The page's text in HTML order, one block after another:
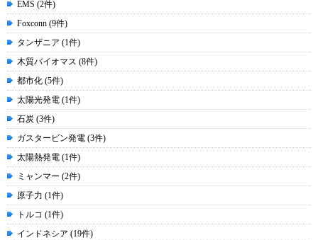
EMS (2件)
Foxconn (9件)
タンザニア (1件)
木質バイオマス (8件)
都市化 (5件)
太陽光発電 (1件)
石炭 (3件)
ガスタービン発電 (3件)
太陽熱発電 (1件)
ミャンマー (2件)
原子力 (1件)
トルコ (1件)
インドネシア (19件)